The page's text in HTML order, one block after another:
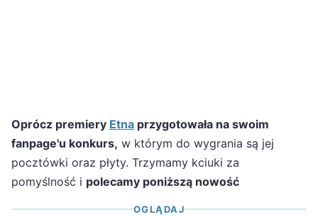
Oprócz premiery Etna przygotowała na swoim
fanpage'u konkurs, w którym do wygrania są jej
pocztówki oraz płyty. Trzymamy kciuki za
pomyślność i polecamy poniższą nowość
OGLĄDAJ